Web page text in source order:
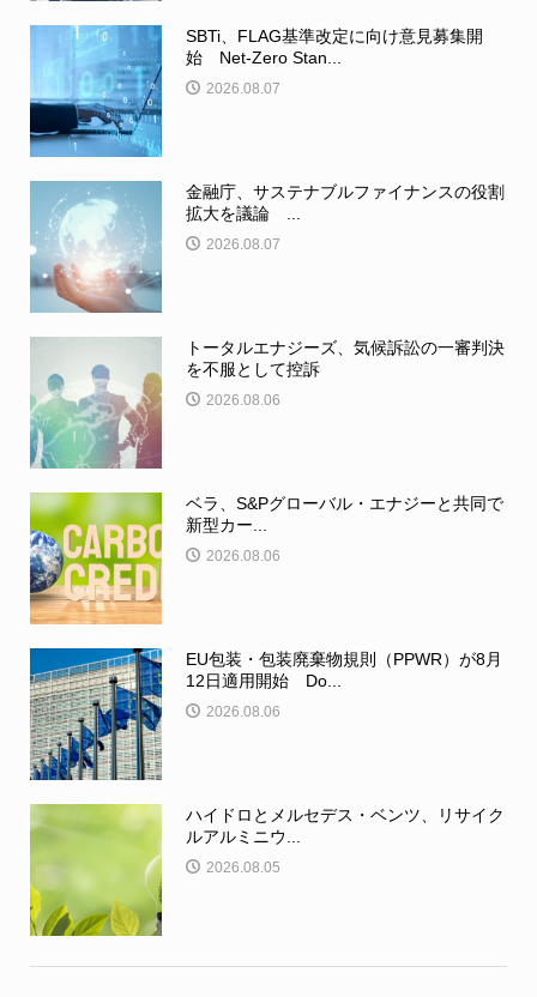
SBTi、FLAG基準改定に向け意見募集開
始 Net-Zero Stan...
2026.08.07
金融庁、サステナブルファイナンスの役割
拡大を議論 ...
2026.08.07
トータルエナジーズ、気候訴訟の一審判決
を不服として控訴
2026.08.06
ベラ、S&Pグローバル・エナジーと共同で
新型カー...
2026.08.06
EU包装・包装廃棄物規則（PPWR）が8月
12日適用開始 Do...
2026.08.06
ハイドロとメルセデス・ベンツ、リサイク
ルアルミニウ...
2026.08.05